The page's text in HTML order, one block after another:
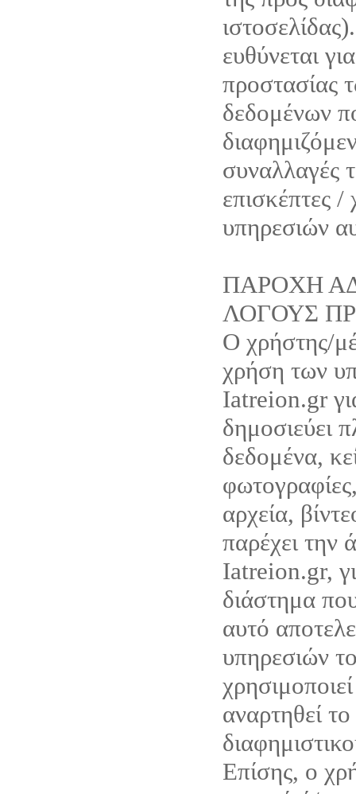
ευθύνεται
προστασίας
δεδομένων
συναλλαγές
επισκέπτες /
υπηρεσιών
ΠΑΡΟΧΗ
ΛΟΓΟΥΣ
Ο χρήστης/
χρήση των
Iatreion.gr
δημοσιεύει
δεδομένα,
αρχεία,
παρέχει την
Iatreion.gr,
διάστημα
αυτό
υπηρεσιών
αναρτηθεί
Επίσης, ο